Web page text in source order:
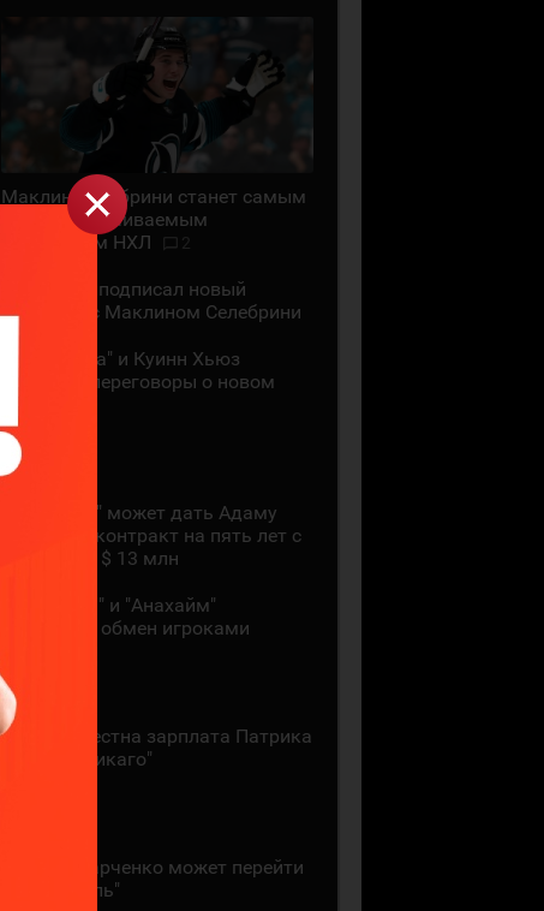
Маклин Селебрини станет самым
высокооплачиваемым
хоккеистом НХЛ
"Сан-Хосе" подписал новый
контракт с Маклином Селебрини
"Миннесота" и Куинн Хьюз
проведут переговоры о новом
28 ИЮЛЯ
"Коламбус" может дать Адаму
Фантилли контракт на пять лет с
зарплатой $ 13 млн
"Монреаль" и "Анахайм"
произвели обмен игроками
27 ИЮЛЯ
Стала известна зарплата Патрика
Кейна в "Чикаго"
Кирилл Марченко может перейти
в "Монреаль"